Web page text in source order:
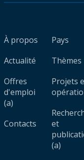
À propos
Actualité
Offres
d'emploi
(a)
Contacts
Pays
Thèmes
Projets
et
(a)